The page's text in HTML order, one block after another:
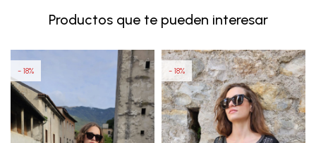
Productos que te pueden interesar
18 18